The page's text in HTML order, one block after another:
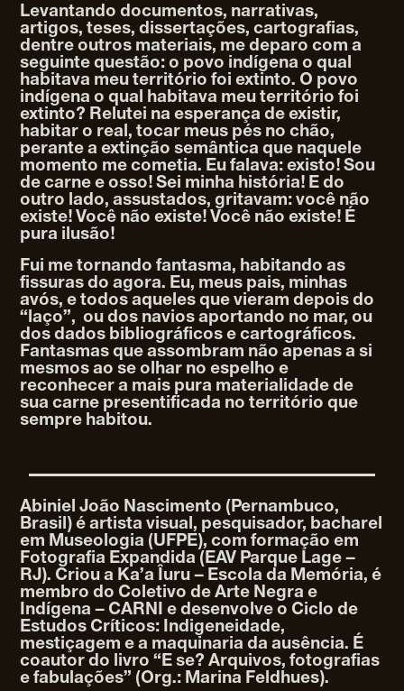
Levantando documentos, narrativas,
artigos, teses, dissertações, cartografias,
dentre outros materiais, me deparo com a
seguinte questão: o povo indígena o qual
habitava meu território foi extinto. O povo
indígena o qual habitava meu território foi
extinto? Relutei na esperança de existir,
habitar o real, tocar meus pés no chão,
perante a extinção semântica que naquele
momento me cometia. Eu falava: existo! Sou
de carne e osso! Sei minha história! E do
outro lado, assustados, gritavam: você não
existe! Você não existe! Você não existe! É
pura ilusão!
Fui me tornando fantasma, habitando as
fissuras do agora. Eu, meus pais, minhas
avós, e todos aqueles que vieram depois do
“laço”, ou dos navios aportando no mar, ou
dos dados bibliográficos e cartográficos.
Fantasmas que assombram não apenas a si
mesmos ao se olhar no espelho e
reconhecer a mais pura materialidade de
sua carne presentificada no território que
sempre habitou.
Abiniel João Nascimento (Pernambuco,
Brasil) é artista visual, pesquisador, bacharel
em Museologia (UFPE), com formação em
Fotografia Expandida (EAV Parque Lage –
RJ). Criou a Ka’a Îuru – Escola da Memória, é
membro do Coletivo de Arte Negra e
Indígena – CARNI e desenvolve o Ciclo de
Estudos Críticos: Indigeneidade,
mestiçagem e a maquinaria da ausência. É
coautor do livro “E se? Arquivos, fotografias
e fabulações” (Org.: Marina Feldhues).